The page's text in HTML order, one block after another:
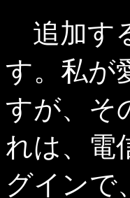
追加す
す。私が
すが、そ
れは、電
グインで